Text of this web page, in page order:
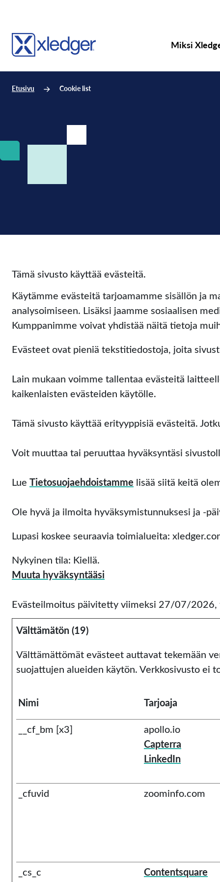
Miksi
Etusivu Cookie list
Tämä sivusto käyttää evästeitä.
Käytämme evästeitä tarjoamamme sisällön ja
analysoimiseen. Lisäksi jaamme sosiaalisen
Kumppanimme voivat yhdistää näitä tietoja
Evästeet ovat pieniä tekstitiedostoja, joita
Lain mukaan voimme tallentaa evästeitä
kaikenlaisten evästeiden käytölle.
Tämä sivusto käyttää erityyppisiä evästeitä.
Voit muuttaa tai peruuttaa hyväksyntäsi
Lue Tietosuojaehdoistamme lisää siitä keitä
Ole hyvä ja ilmoita hyväksymistunnuksesi ja -
Lupasi koskee seuraavia toimialueita:
Nykyinen tila: Kiellä.
Muuta hyväksyntääsi
Evästeilmoitus päivitetty viimeksi 27/07/
Välttämätön (19)
Välttämättömät evästeet auttavat tekemään
suojattujen alueiden käytön. Verkkosivusto ei
Nimi Tarjoaja
__cf_bm [x3] apollo.io
Capterra
LinkedIn
_cfuvid zoominfo.com
_cs_c Contentsquare